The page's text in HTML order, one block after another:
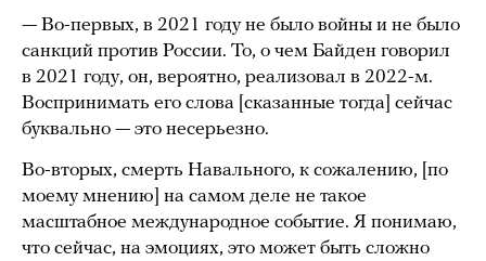
— Во-первых, в 2021 году не было войны и не было
санкций против России. То, о чем Байден говорил
в 2021 году, он, вероятно, реализовал в 2022-м.
Воспринимать его слова [сказанные тогда] сейчас
буквально — это несерьезно.
Во-вторых, смерть Навального, к сожалению, [по
моему мнению] на самом деле не такое
масштабное международное событие. Я понимаю,
что сейчас, на эмоциях, это может быть сложно